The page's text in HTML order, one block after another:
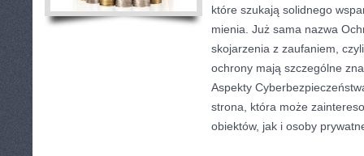
które szukają solidnego
mienia. Już sama nazwa
skojarzenia z zaufaniem,
ochrony mają szczególne
Aspekty
strona, która może
obiektów, jak i osoby